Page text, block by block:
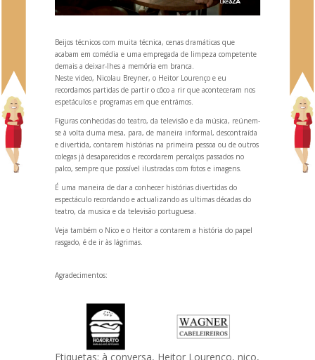
Beijos técnicos com muita técnica, cenas dramáticas que
acabam em comédia e uma empregada de limpeza competente
demais a deixar-lhes a memória em branca.
Neste video, Nicolau Breyner, o Heitor Lourenço e eu
recordamos partidas de partir o côco a rir que aconteceram nos
espetáculos e programas em que entrámos.
Figuras conhecidas do teatro, da televisão e da música, reúnem-
se à volta duma mesa, para, de maneira informal, descontraída
e divertida, contarem histórias na primeira pessoa ou de outros
colegas já desaparecidos e recordarem percalços passados no
palco, sempre que possível ilustradas com fotos e imagens.
É uma maneira de dar a conhecer histórias divertidas do
espectáculo recordando e actualizando as ultimas décadas do
teatro, da musica e da televisão portuguesa.
Veja também o Nico e o Heitor a contarem a história do papel
rasgado, é de ir às lágrimas.
Agradecimentos:
Etiquetas: à conversa, Heitor Lourenço, nico,